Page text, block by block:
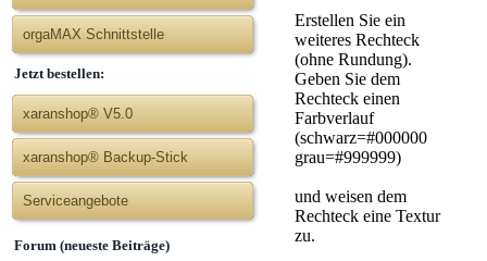
orgaMAX Schnittstelle
Jetzt bestellen:
xaranshop® V5.0
xaranshop® Backup-Stick
Serviceangebote
Forum (neueste Beiträge)
Erstellen Sie ein
weiteres Rechteck
(ohne Rundung).
Geben Sie dem
Rechteck einen
Farbverlauf
(schwarz=#000000
grau=#999999)
und weisen dem
Rechteck eine Textur
zu.